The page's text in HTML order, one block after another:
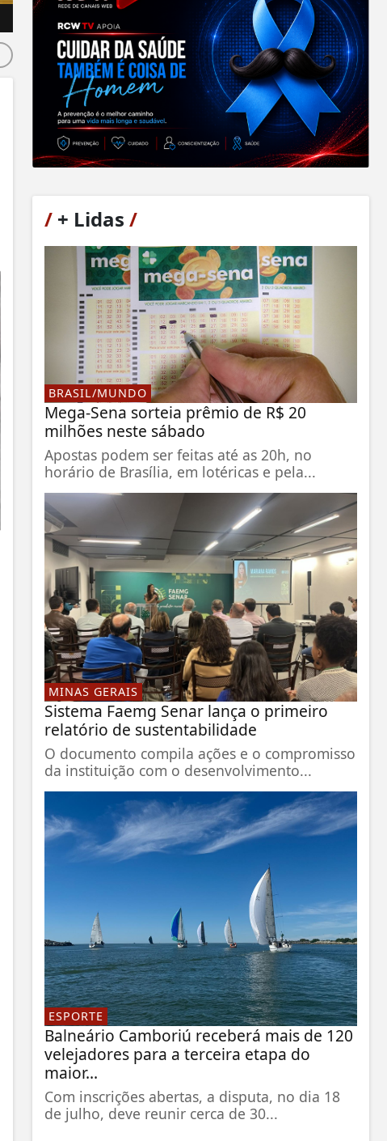
/+ Lidas /
BRASIL/MUNDO
Mega-Sena sorteia prêmio de R$ 20
milhões neste sábado
Apostas podem ser feitas até as 20h, no
horário de Brasília, em lotéricas e pela...
MINAS GERAIS
Sistema Faemg Senar lança o primeiro
relatório de sustentabilidade
O documento compila ações e o compromisso
da instituição com o desenvolvimento...
ESPORTE
Balneário Camboriú receberá mais de 120
velejadores para a terceira etapa do
maior...
Com inscrições abertas, a disputa, no dia 18
de julho, deve reunir cerca de 30...